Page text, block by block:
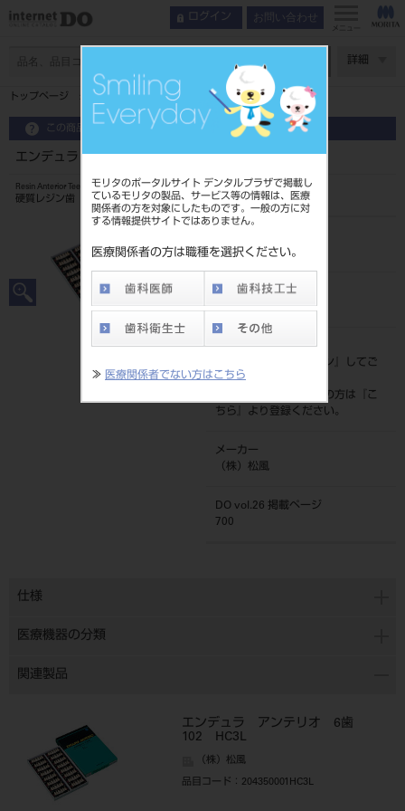
モリタのポータルサイト デンタルプラザで掲載し
ているモリタの製品、サービス等の情報は、医療
関係者の方を対象にしたものです。一般の方に対
する情報提供サイトではありません。
医療関係者の方は職種を選択ください。
≫ 医療関係者でない方はこちら
ログイン お問い合わせ
メニュー
詳細
トップページ エンデュラ アンテリオ 6歯 A3．5 HO5L
この商品に関するお問い合わせ
エンデュラ アンテリオ 6歯 A3．5 HO5L
Resin Anterior Teeth
硬質レジン歯
204350012HO5L
JAN/EANコード
標準価格
ログイン
』してご
覧ください。
ネット会員登録がまだの方は『
こ
ちら
』より登録ください。
メーカー
（株）松風
DO vol.26 掲載ページ
700
仕様
医療機器の分類
関連製品
エンデュラ アンテリオ 6歯
102 HC3L
（株）松風
品目コード ：204350001HC3L